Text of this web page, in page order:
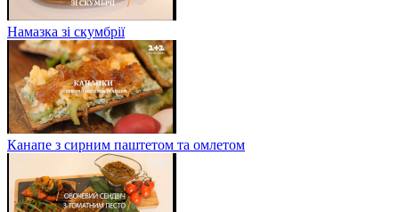
Намазка зі скумбрії
Канапе з сирним паштетом та омлетом